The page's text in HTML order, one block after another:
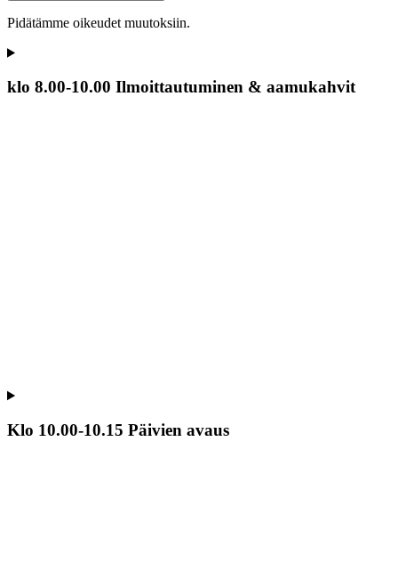
Pidätämme oikeudet muutoksiin.
klo 8.00-10.00 Ilmoittautuminen & aamukahvit
Klo 10.00-10.15 Päivien avaus